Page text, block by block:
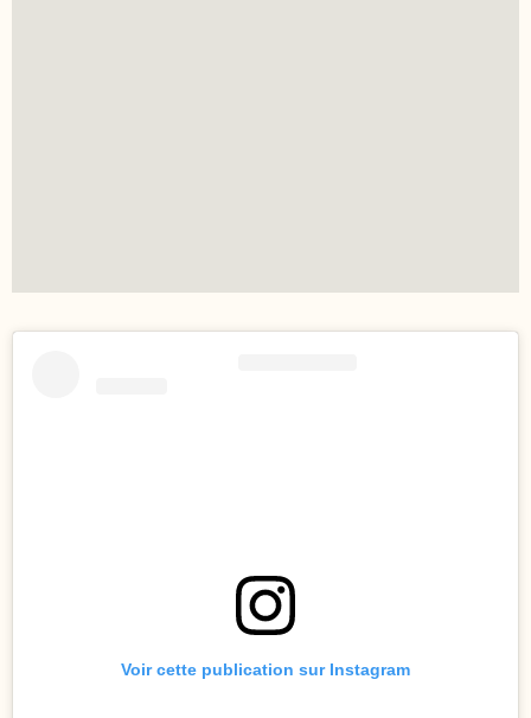
Voir cette publication sur Instagram